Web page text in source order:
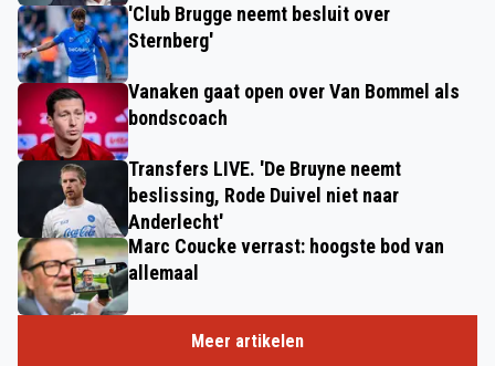
'Club Brugge neemt besluit over
Sternberg'
Vanaken gaat open over Van Bommel als
bondscoach
Transfers LIVE. 'De Bruyne neemt
beslissing, Rode Duivel niet naar
Anderlecht'
Marc Coucke verrast: hoogste bod van
allemaal
Meer artikelen